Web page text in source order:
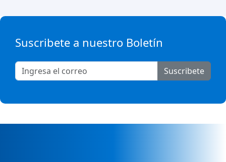
Suscribete a nuestro Boletín
Suscribete